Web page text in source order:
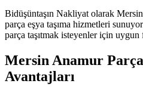
Bidüşüntaşın Nakliyat olarak
parça eşya taşıma hizmetleri
parça taşıtmak isteyenler için uygun
Mersin Anamur Parça
Avantajları